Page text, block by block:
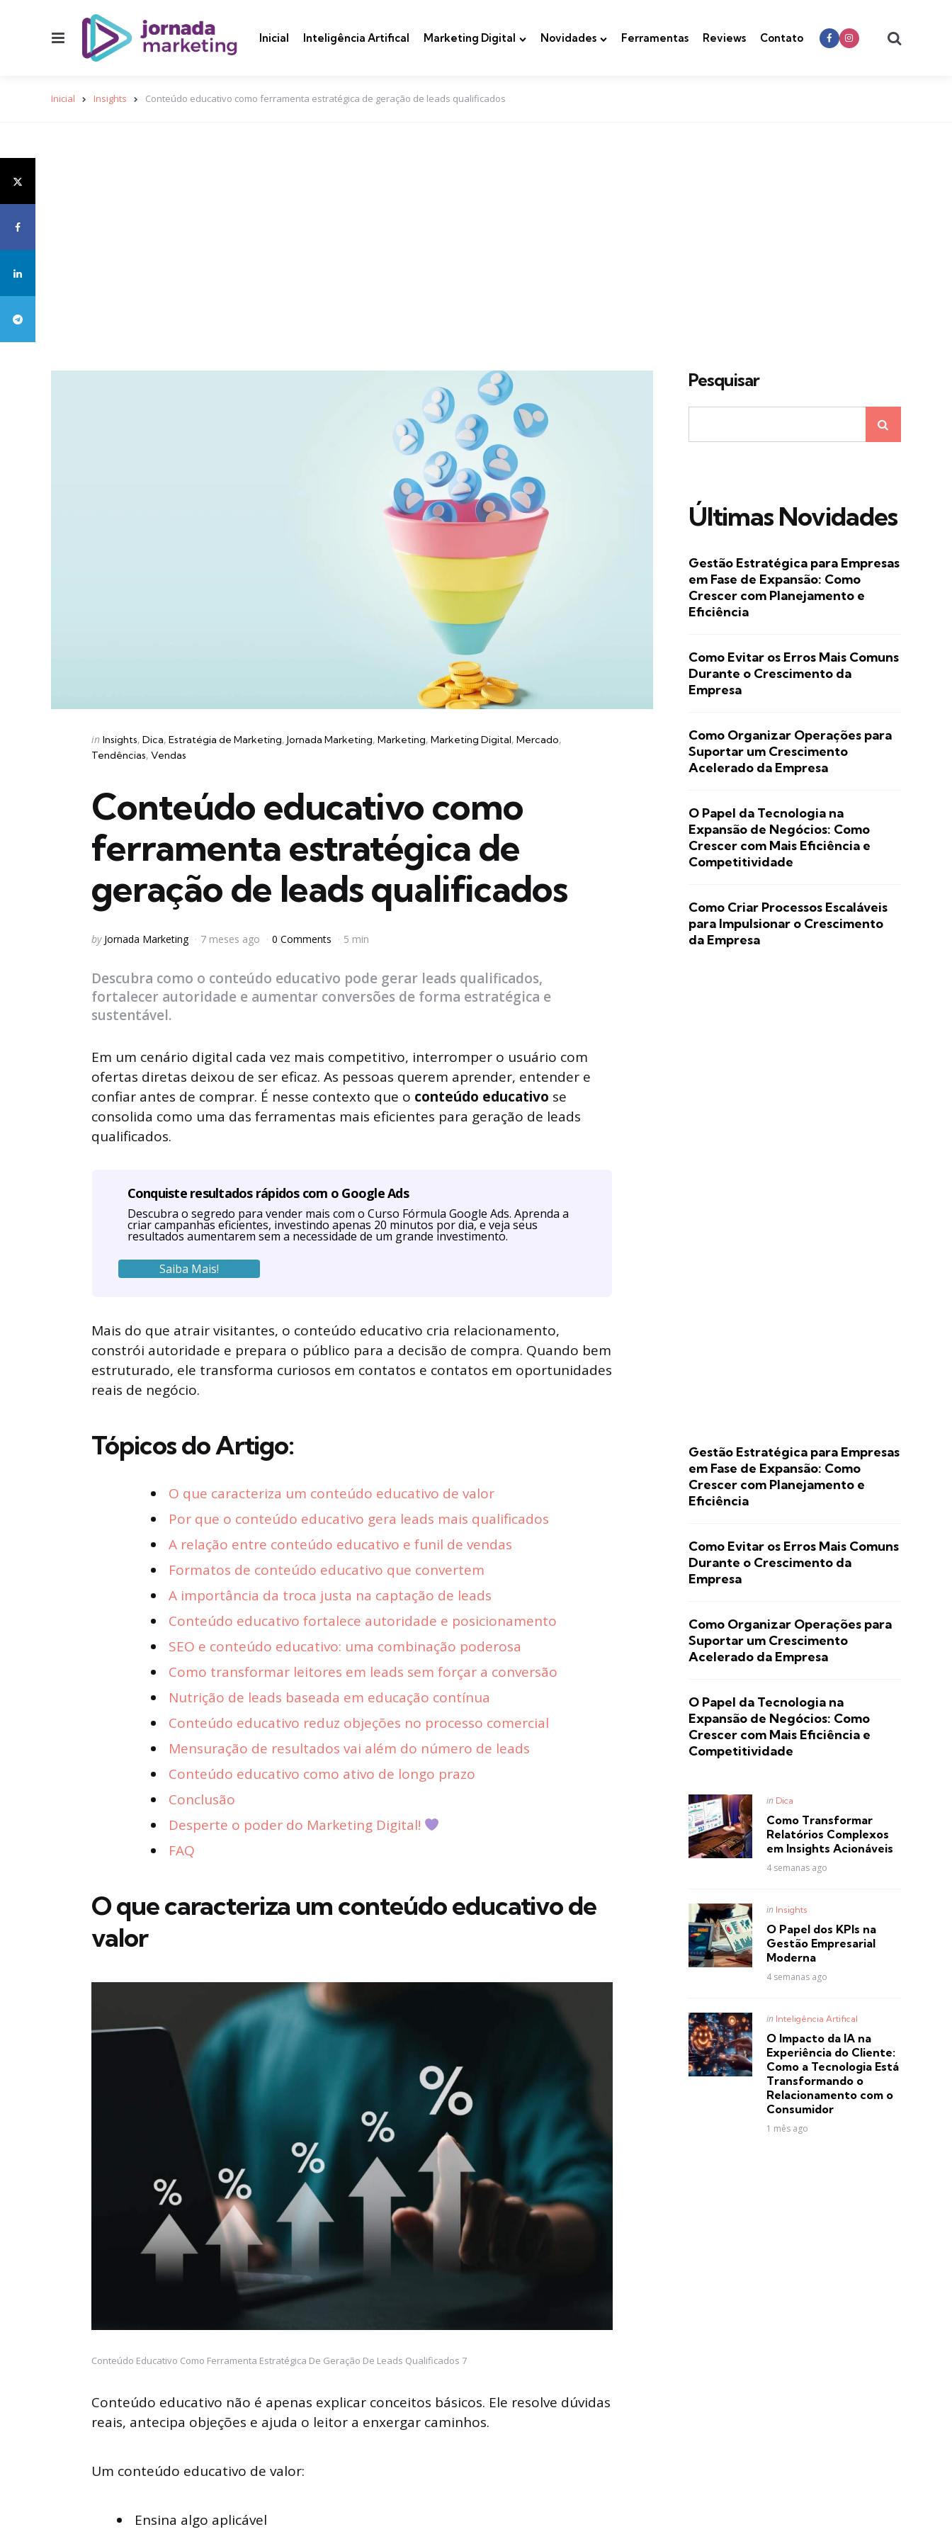
Inicial Inteligência Artifical Marketing Digital Novidades Ferramentas Reviews Contato
Inicial Insights Conteúdo educativo como ferramenta estratégica de geração de leads qualificados
Categories
Posted
in
in Insights Dica Estratégia de Marketing Jornada Marketing Marketing Marketing Digital Mercado
Tendências Vendas
Conteúdo educativo como
ferramenta estratégica de
geração de leads qualificados
Posted
by Jornada Marketing 7 meses ago 0 Comments 5 min
Descubra como o conteúdo educativo pode gerar leads qualificados,
fortalecer autoridade e aumentar conversões de forma estratégica e
sustentável.
Em um cenário digital cada vez mais competitivo, interromper o usuário com
ofertas diretas deixou de ser eficaz. As pessoas querem aprender, entender e
confiar antes de comprar. É nesse contexto que o conteúdo educativo se
consolida como uma das ferramentas mais eficientes para geração de leads
qualificados.
Conquiste resultados rápidos com o Google Ads
Descubra o segredo para vender mais com o Curso Fórmula Google Ads. Aprenda a
criar campanhas eficientes, investindo apenas 20 minutos por dia, e veja seus
resultados aumentarem sem a necessidade de um grande investimento.
Saiba Mais!
Mais do que atrair visitantes, o conteúdo educativo cria relacionamento,
constrói autoridade e prepara o público para a decisão de compra. Quando bem
estruturado, ele transforma curiosos em contatos e contatos em oportunidades
reais de negócio.
Tópicos do Artigo:
O que caracteriza um conteúdo educativo de valor
Por que o conteúdo educativo gera leads mais qualificados
A relação entre conteúdo educativo e funil de vendas
Formatos de conteúdo educativo que convertem
A importância da troca justa na captação de leads
Conteúdo educativo fortalece autoridade e posicionamento
SEO e conteúdo educativo: uma combinação poderosa
Como transformar leitores em leads sem forçar a conversão
Nutrição de leads baseada em educação contínua
Conteúdo educativo reduz objeções no processo comercial
Mensuração de resultados vai além do número de leads
Conteúdo educativo como ativo de longo prazo
Conclusão
Desperte o poder do Marketing Digital!
FAQ
O que caracteriza um conteúdo educativo de
valor
Conteúdo Educativo Como Ferramenta Estratégica De Geração De Leads Qualificados 7
Conteúdo educativo não é apenas explicar conceitos básicos. Ele resolve dúvidas
reais, antecipa objeções e ajuda o leitor a enxergar caminhos.
Um conteúdo educativo de valor:
Ensina algo aplicável
Pesquisar
Últimas Novidades
Gestão Estratégica para Empresas
em Fase de Expansão: Como
Crescer com Planejamento e
Eficiência
Como Evitar os Erros Mais Comuns
Durante o Crescimento da
Empresa
Como Organizar Operações para
Suportar um Crescimento
Acelerado da Empresa
O Papel da Tecnologia na
Expansão de Negócios: Como
Crescer com Mais Eficiência e
Competitividade
Como Criar Processos Escaláveis
para Impulsionar o Crescimento
da Empresa
Gestão Estratégica para Empresas
em Fase de Expansão: Como
Crescer com Planejamento e
Eficiência
Como Evitar os Erros Mais Comuns
Durante o Crescimento da
Empresa
Como Organizar Operações para
Suportar um Crescimento
Acelerado da Empresa
O Papel da Tecnologia na
Expansão de Negócios: Como
Crescer com Mais Eficiência e
Competitividade
Posted
in Dica
Como Transformar
Relatórios Complexos
em Insights Acionáveis
4 semanas ago
Posted
in Insights
O Papel dos KPIs na
Gestão Empresarial
Moderna
4 semanas ago
Posted
in Inteligência Artifical
O Impacto da IA na
Experiência do Cliente:
Como a Tecnologia Está
Transformando o
Relacionamento com o
Consumidor
1 mês ago